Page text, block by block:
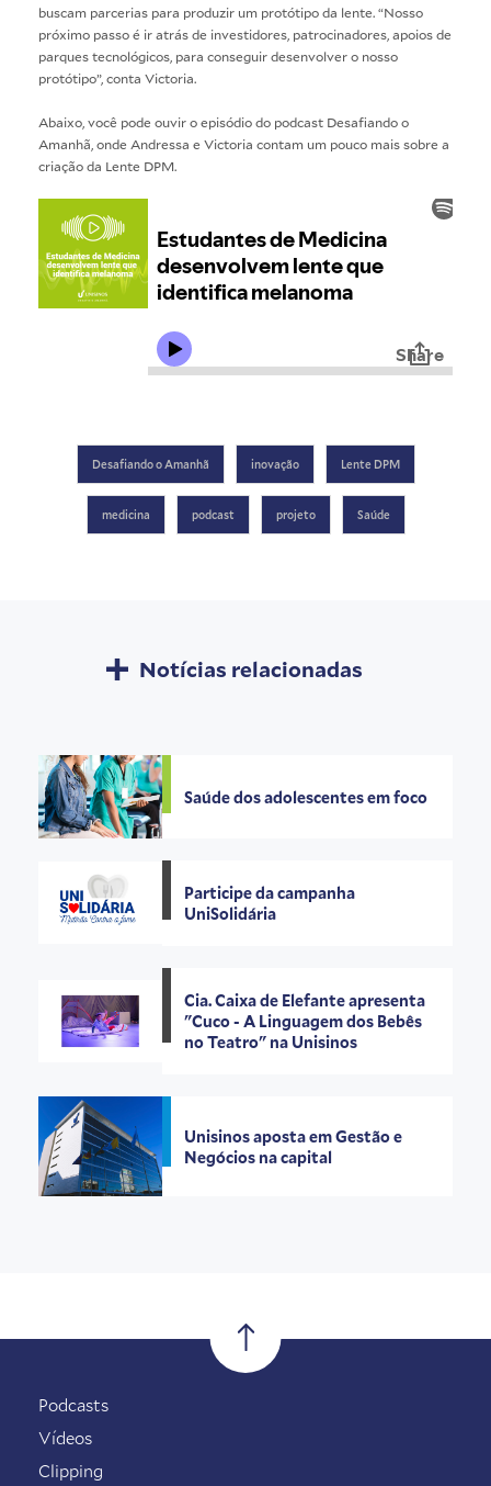
buscam parcerias para produzir um protótipo da lente. “Nosso
próximo passo é ir atrás de investidores, patrocinadores, apoios de
parques tecnológicos, para conseguir desenvolver o nosso
protótipo”, conta Victoria.
Abaixo, você pode ouvir o episódio do podcast Desafiando o
Amanhã, onde Andressa e Victoria contam um pouco mais sobre a
criação da Lente DPM.
Desafiando o Amanhã inovação Lente DPM
medicina podcast projeto Saúde
Notícias relacionadas
Saúde dos adolescentes em foco
Participe da campanha
UniSolidária
Cia. Caixa de Elefante apresenta
"Cuco - A Linguagem dos Bebês
no Teatro" na Unisinos
Unisinos aposta em Gestão e
Negócios na capital
Podcasts
Vídeos
Clipping